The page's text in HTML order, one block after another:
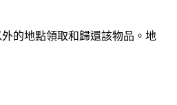
的地點領取和歸還該物品。地